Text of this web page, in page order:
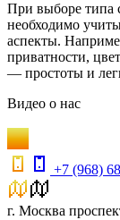
При выборе типа
необходимо
аспекты.
приватности,
— простоты и
Видео о нас
+7 (968)
г. Москва